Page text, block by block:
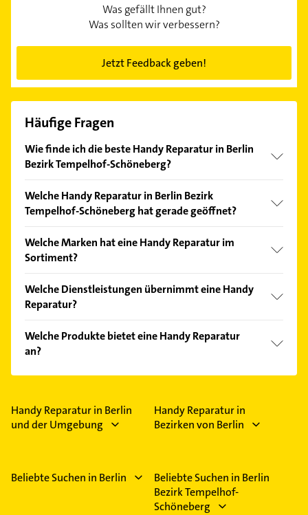
Was gefällt Ihnen gut?
Was sollten wir verbessern?
Jetzt Feedback geben!
Häufige Fragen
Wie finde ich die beste Handy Reparatur in Berlin
Bezirk Tempelhof-Schöneberg?
Kundenmeinungen und profitieren Sie von den
Empfehlungen. Die Suchergebnisse können Sie sich
Welche Handy Reparatur in Berlin Bezirk
Tempelhof-Schöneberg hat gerade geöffnet?
Bitte beachten Sie, dass diese an Sonn- und
Feiertagen abweichen können.
Welche Marken hat eine Handy Reparatur im
Sortiment?
Samsung, Alcatel, Google und Vodafone Fairphone.
Welche Dienstleistungen übernimmt eine Handy
Reparatur?
Transfer, Handy-Ankauf, Hardware-Ersteinrichtung,
Hardware-Reparatur und Kundentermin auf
Wunsch.
Welche Produkte bietet eine Handy Reparatur
an?
Das Angebot umfasst unter anderem CallYa /
und Internet.
Handy Reparatur in Berlin
und der Umgebung
Handy Reparatur in
Bezirken von Berlin
Beliebte Suchen in Berlin
Beliebte Suchen in Berlin
Bezirk Tempelhof-
Schöneberg